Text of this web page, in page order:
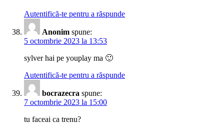
Autentifică-te pentru a răspunde
Anonim spune:
5 octombrie 2023 la 13:53
sylver hai pe youplay ma 🙂
Autentifică-te pentru a răspunde
bocrazecra spune:
7 octombrie 2023 la 15:00
tu faceai ca trenu?